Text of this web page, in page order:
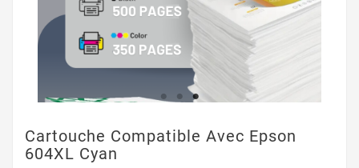
Cartouche Compatible Avec Epson
604XL Cyan